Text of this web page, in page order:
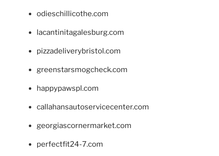
odieschillicothe.com
lacantinitagalesburg.com
pizzadeliverybristol.com
greenstarsmogcheck.com
happypawspl.com
callahansautoservicecenter.com
georgiascornermarket.com
perfectfit24-7.com